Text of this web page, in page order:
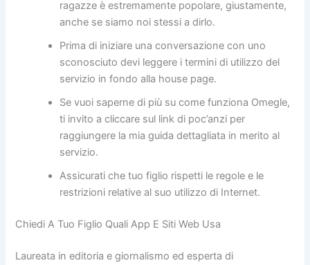
ragazze è estremamente popolare, giustamente,
anche se siamo noi stessi a dirlo.
Prima di iniziare una conversazione con uno
sconosciuto devi leggere i termini di utilizzo del
servizio in fondo alla house page.
Se vuoi saperne di più su come funziona Omegle,
ti invito a cliccare sul link di poc’anzi per
raggiungere la mia guida dettagliata in merito al
servizio.
Assicurati che tuo figlio rispetti le regole e le
restrizioni relative al suo utilizzo di Internet.
Chiedi A Tuo Figlio Quali App E Siti Web Usa
Laureata in editoria e giornalismo ed esperta di